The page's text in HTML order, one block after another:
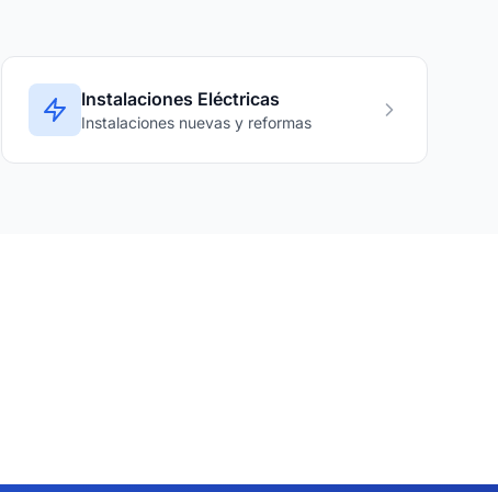
Instalaciones Eléctricas
Instalaciones nuevas y reformas